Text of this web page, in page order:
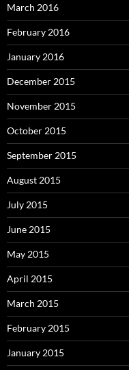
March 2016
February 2016
January 2016
December 2015
November 2015
October 2015
September 2015
August 2015
July 2015
June 2015
May 2015
April 2015
March 2015
February 2015
January 2015